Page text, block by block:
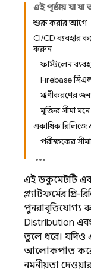
এই পৃষ্ঠায় যা
শুরু করার আগে
CI/CD ব্যবহার
করুন
ফাস্টলেন
Firebase
প্রমাণীকরণের
মুক্তির সীমা
একাধিক
পরীক্ষকের
এই ডকুমেন্টটি
প্ল্যাটফর্মের
পুনরাবৃত্তিযোগ্য
Distribution
তুলে ধরে।
আলোকপাত
নমনীয়তা